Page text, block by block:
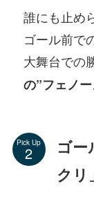
誰にも止め
ゴール前で
大舞台での
の”フェノ
Pick Up
ゴ
クリ